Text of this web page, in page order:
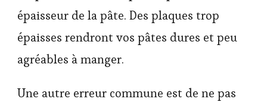
épaisseur de la pâte. Des plaques trop
épaisses rendront vos pâtes dures et peu
agréables à manger.
Une autre erreur commune est de ne pas